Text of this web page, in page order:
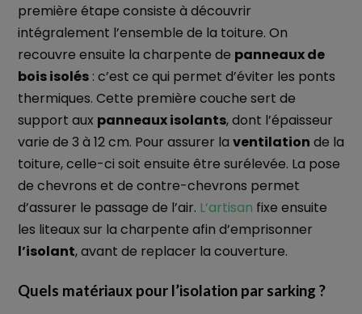
première étape consiste à découvrir
intégralement l’ensemble de la toiture. On
recouvre ensuite la charpente de panneaux de
bois isolés: c’est ce qui permet d’éviter les ponts
thermiques. Cette première couche sert de
support aux panneaux isolants, dont l’épaisseur
varie de 3 à 12 cm. Pour assurer la ventilation de la
toiture, celle-ci soit ensuite être surélevée. La pose
de chevrons et de contre-chevrons permet
d’assurer le passage de l’air. L’artisan fixe ensuite
les liteaux sur la charpente afin d’emprisonner
l’isolant, avant de replacer la couverture.
Quels matériaux pour l’isolation par sarking ?